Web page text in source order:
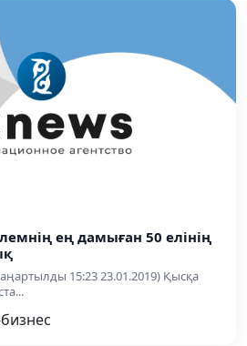
ең дамыған 50 елінің
15:23 23.01.2019) Қысқа